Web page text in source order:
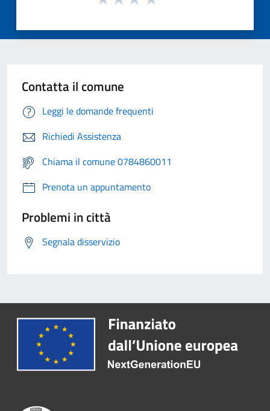
Contatta il comune
Leggi le domande frequenti
Richiedi Assistenza
Chiama il comune 0784860011
Prenota un appuntamento
Problemi in città
Segnala disservizio